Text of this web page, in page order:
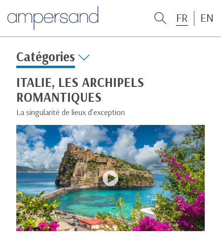
FR EN
Catégories
ITALIE, LES ARCHIPELS
ROMANTIQUES
La singularité de lieux d’exception